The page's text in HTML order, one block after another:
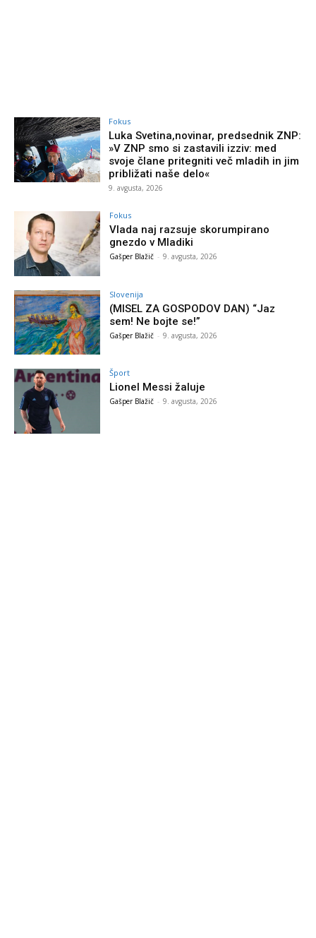
Fokus
Luka Svetina,novinar, predsednik ZNP:
»V ZNP smo si zastavili izziv: med
svoje člane pritegniti več mladih in jim
približati naše delo«
9. avgusta, 2026
Fokus
Vlada naj razsuje skorumpirano
gnezdo v Mladiki
Gašper Blažič - 9. avgusta, 2026
Slovenija
(MISEL ZA GOSPODOV DAN) “Jaz
sem! Ne bojte se!”
Gašper Blažič - 9. avgusta, 2026
Šport
Lionel Messi žaluje
Gašper Blažič - 9. avgusta, 2026